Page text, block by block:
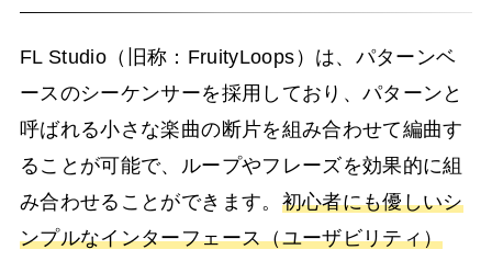
FL Studio（旧称：FruityLoops）は、パターンベ
ースのシーケンサーを採用しており、パターンと
呼ばれる小さな楽曲の断片を組み合わせて編曲す
ることが可能で、ループやフレーズを効果的に組
み合わせることができます。 初心者にも優しいシ
ンプルなインターフェース（ユーザビリティ）